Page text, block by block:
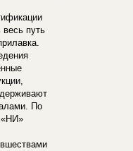
весь путь
По